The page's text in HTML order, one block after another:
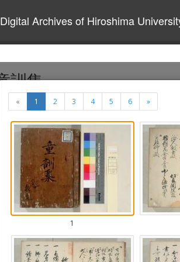
Digital Archives of Hiroshima